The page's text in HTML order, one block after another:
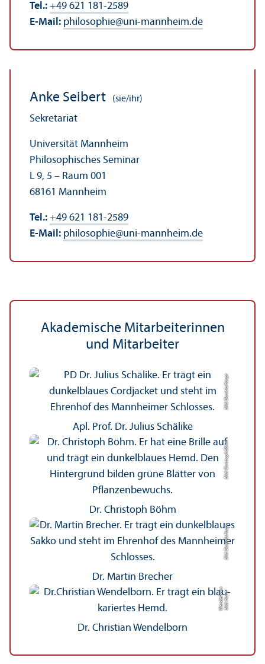
Tel.: +49 621 181-2589
E-Mail: philosophie@uni-mannheim.de
Anke Seibert (sie/ihr)
Sekretariat
Universität Mannheim
Philosophisches Seminar
L 9, 5 – Raum 001
68161 Mannheim
Tel.: +49 621 181-2589
E-Mail: philosophie@uni-mannheim.de
Akademische Mitarbeiterinnen
und Mitarbeiter
Bild: Daniela Haupt
Apl. Prof. Dr. Julius Schälike
Bild: Christoph Böhm
Dr. Christoph Böhm
Bild: Daniela Haupt
Dr. Martin Brecher
Bil
d:
H
o
r
s
t
W
e
n
d
el
b
o
r
n
Dr. Christian Wendelborn